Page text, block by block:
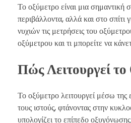
Το οξύμετρο είναι μια σημαντική
περιβάλλοντα, αλλά και στο
νυχιών τις μετρήσεις του
οξύμετρου και τι μπορείτε να
Πώς Λειτουργεί
Το οξύμετρο λειτουργεί μέσω
τους ιστούς, φτάνοντας στην
υπολογίζει το επίπεδο